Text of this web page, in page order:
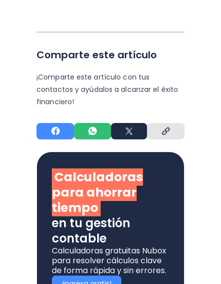
Comparte este artículo
¡Comparte este artículo con tus
contactos y ayúdalos a alcanzar el éxito
financiero!
Calculadoras
para ahorrar
tiempo
en tu gestión
contable
Calculadoras gratuitas Nubox
para resolver cálculos clave
de forma rápida y sin errores.